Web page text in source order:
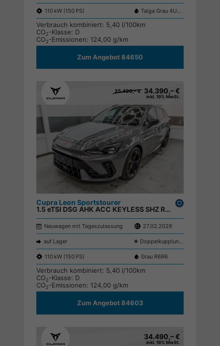
110 kW (150 PS) Taiga Grau 4U4U
Verbrauch kombiniert: 5,40 l/100km
CO2-Klasse: D
CO2-Emissionen: 124,00 g/km
Zum Angebot 84650
35.490,– € 34.390,– €
inkl. 19% MwSt.
Cupra Leon Sportstourer
1.5 eTSI DSG AHK ACC KEYLESS SHZ RFK ;
Neuwagen mit Tageszulassung 27.02.2026
auf Lager Doppelkupplungsgetriebe (DSG)
110 kW (150 PS) Grau R6R6
Verbrauch kombiniert: 5,40 l/100km
CO2-Klasse: D
CO2-Emissionen: 124,00 g/km
Zum Angebot 84603
34.490,– €
inkl. 19% MwSt.